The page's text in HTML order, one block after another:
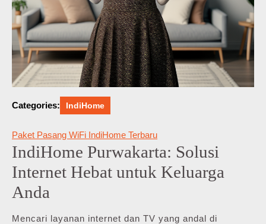
Categories: IndiHome
Paket Pasang WiFi IndiHome Terbaru
IndiHome Purwakarta: Solusi
Internet Hebat untuk Keluarga
Anda
Mencari layanan internet dan TV yang andal di